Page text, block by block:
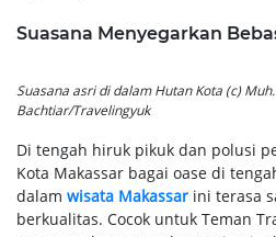
Suasana Menyegarkan
Suasana asri di dalam Hutan Kota (c)
Bachtiar/Travelingyuk
Di tengah hiruk pikuk dan polusi
Kota Makassar bagai oase di
dalam wisata Makassar ini terasa
berkualitas. Cocok untuk Teman